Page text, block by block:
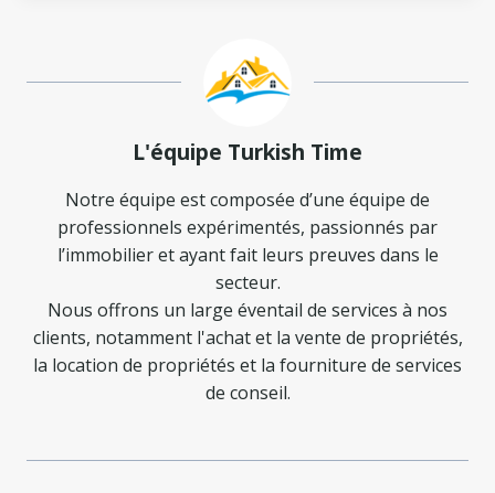
L'équipe Turkish Time
Notre équipe est composée d’une équipe de
professionnels expérimentés, passionnés par
l’immobilier et ayant fait leurs preuves dans le
secteur.
Nous offrons un large éventail de services à nos
clients, notamment l'achat et la vente de propriétés,
la location de propriétés et la fourniture de services
de conseil.